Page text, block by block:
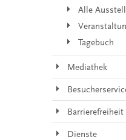
Alle
Tagebuch
Mediathek
Barrierefreiheit
Dienste